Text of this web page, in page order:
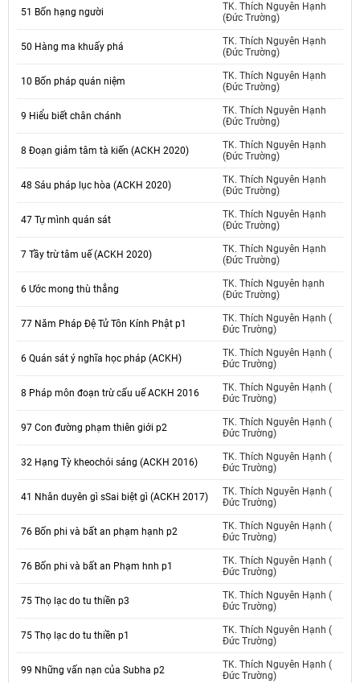
51 Bốn hạng người
TK. Thích Nguyên Hạnh
(Đức Trường)
50 Hàng ma khuấy phá
TK. Thích Nguyên Hạnh
(Đức Trường)
10 Bốn pháp quán niệm
TK. Thích Nguyên Hạnh
(Đức Trường)
9 Hiểu biết chân chánh
TK. Thích Nguyên Hạnh
(Đức Trường)
8 Đoạn giảm tâm tà kiến (ACKH 2020)
TK. Thích Nguyên Hạnh
(Đức Trường)
48 Sáu pháp lục hòa (ACKH 2020)
TK. Thích Nguyên Hạnh
(Đức Trường)
47 Tự mình quán sát
TK. Thích Nguyên Hạnh
(Đức Trường)
7 Tầy trừ tâm uế (ACKH 2020)
TK. Thích Nguyên Hạnh
(Đức Trường)
6 Ước mong thù thắng
TK. Thích Nguyên hạnh
(Đức Trường)
77 Năm Pháp Đệ Tử Tôn Kính Phật p1
TK. Thích Nguyên Hạnh (
Đức Trường)
6 Quán sát ý nghĩa học pháp (ACKH)
TK. Thích Nguyên Hạnh (
Đức Trường)
8 Pháp môn đoạn trừ cấu uế ACKH 2016
TK. Thích Nguyên Hạnh (
Đức Trường)
97 Con đường phạm thiên giới p2
TK. Thích Nguyên Hạnh (
Đức Trường)
32 Hạng Tỳ kheochói sáng (ACKH 2016)
TK. Thích Nguyên Hạnh (
Đức Trường)
41 Nhân duyên gì sSai biệt gì (ACKH 2017)
TK. Thích Nguyên Hạnh (
Đức Trường)
76 Bốn phi và bất an phạm hạnh p2
TK. Thích Nguyên Hạnh (
Đức Trường)
76 Bốn phi và bất an Phạm hnh p1
TK. Thích Nguyên Hạnh (
Đức Trường)
75 Thọ lạc do tu thiền p3
TK. Thích Nguyên Hạnh (
Đức Trường)
75 Thọ lạc do tu thiền p1
TK. Thích Nguyên Hạnh (
Đức Trường)
99 Những vấn nạn của Subha p2
TK. Thích Nguyên Hạnh (
Đức Trường)